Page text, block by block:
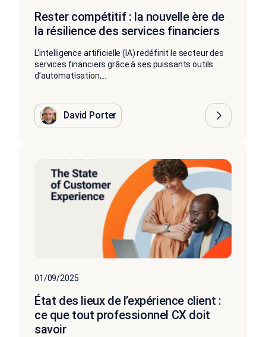
Rester compétitif : la nouvelle ère de
la résilience des services financiers
L'intelligence artificielle (IA) redéfinit le secteur des
services financiers grâce à ses puissants outils
d’automatisation,...
David Porter
01/09/2025
État des lieux de l’expérience client :
ce que tout professionnel CX doit
savoir